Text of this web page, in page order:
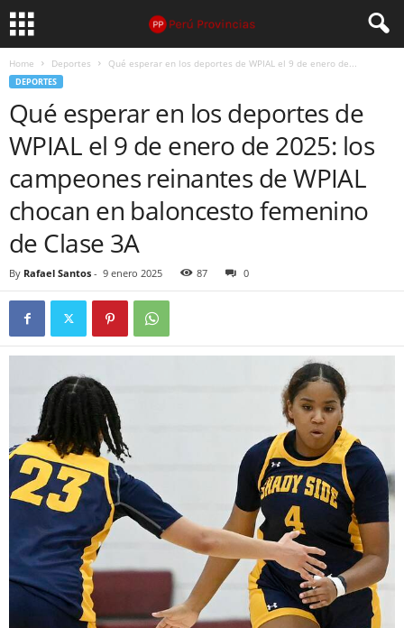
Home Deportes Qué esperar en los deportes de WPIAL el 9 de enero de...
DEPORTES
Qué esperar en los deportes de
WPIAL el 9 de enero de 2025: los
campeones reinantes de WPIAL
chocan en baloncesto femenino
de Clase 3A
By Rafael Santos - 9 enero 2025 87 0